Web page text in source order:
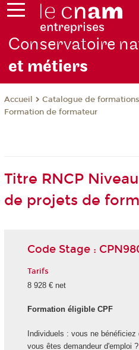
Conservatoire na
et métiers
Accueil
Catalogue de
Formation de formateur
Titre RNCP
de projets de
Code Stage :
Tarifs
8 928 € net
Formation éligible CPF
Individuels : vous ne
vous êtes demandeur d'emploi ?